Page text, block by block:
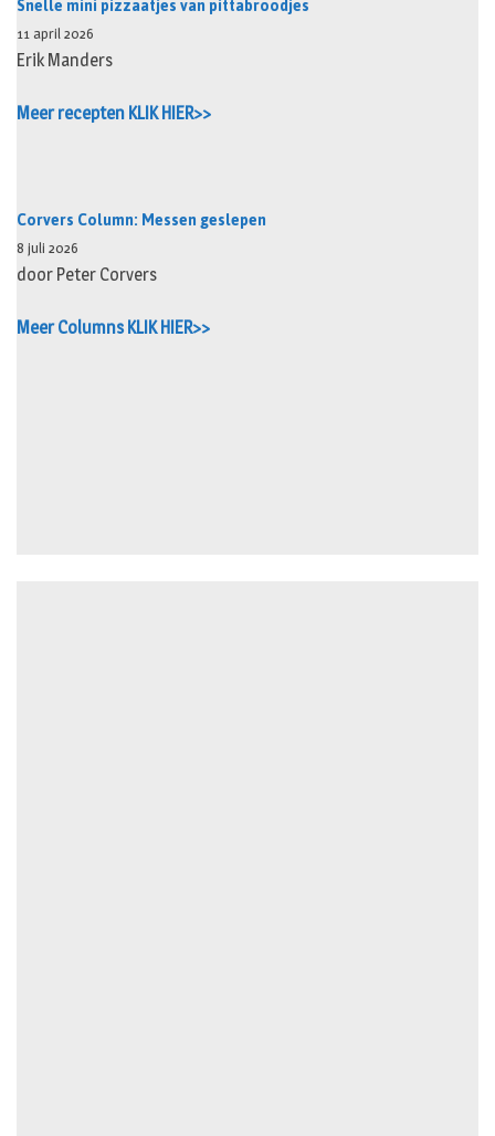
11 april 2026
Erik Manders
Meer recepten KLIK HIER>>
Corvers Column: Messen geslepen
8 juli 2026
door Peter Corvers
Meer Columns KLIK HIER>>